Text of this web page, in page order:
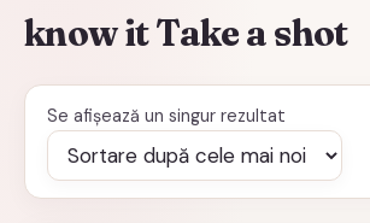
know it Take a shot
Se afișează un singur rezultat